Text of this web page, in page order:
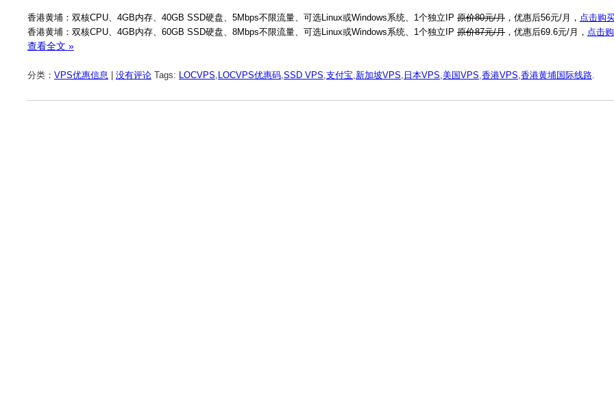
香港黄埔：双核CPU、4GB内存、40GB SSD硬盘、5Mbps不限流量、可选Linux或Windows系统、1个独立IP 原价80元/月 ，优惠后56元/月， 点击购
香港黄埔：双核CPU、4GB内存、60GB SSD硬盘、8Mbps不限流量、可选Linux或Windows系统、1个独立IP 原价87元/月 ，优惠后69.6元/月， 点击
查看全文 »
分类： VPS优惠信息 没有评论 Tags: LOCVPS LOCVPS优惠码 SSD VPS 支付宝 新加坡VPS 日本VPS 美国VPS 香港VPS 香港黄埔国际线路